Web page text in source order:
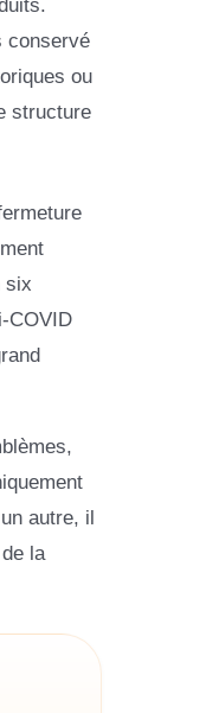
conservé
ou
structure
six
COVID
autre, il
la